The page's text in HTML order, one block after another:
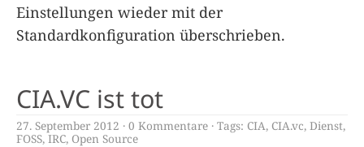
Einstellungen wieder mit der
Standardkonfiguration überschrieben.
CIA.VC ist tot
27. September 2012 0 Kommentare Tags: CIA, CIA.vc, Dienst,
FOSS,IRC, Open Source